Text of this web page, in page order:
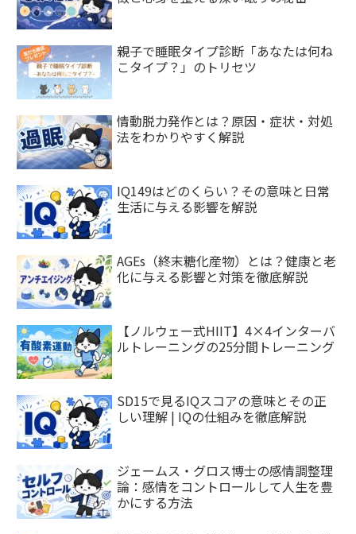
親子で睡眠タイプ診断「あなたは何ね
こタイプ？」のトリセツ
情動脱力発作とは？原因・症状・対処
法をわかりやすく解説
IQ149はどのくらい？その意味と日常
生活に与える影響を解説
AGEs（終末糖化産物）とは？健康と老
化に与える影響と対策を徹底解説
【ノルウェー式HIIT】4×4インターバ
ルトレーニングの25分間トレーニング
SD15で見るIQスコアの意味とその正
しい理解 | IQの仕組みを徹底解説
ジェームス・グロス博士の感情調整理
論：感情をコントロールして人生を豊
かにする方法